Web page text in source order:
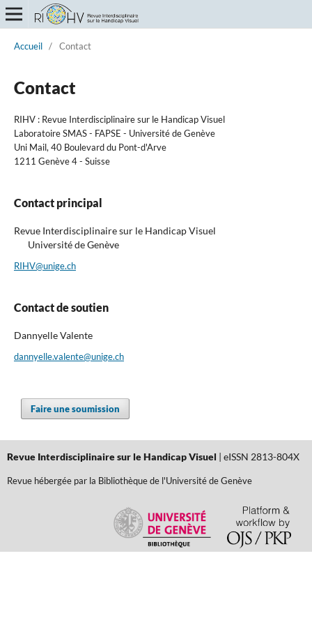
Accueil / Contact
Contact
RIHV : Revue Interdisciplinaire sur le Handicap Visuel
Laboratoire SMAS - FAPSE - Université de Genève
Uni Mail, 40 Boulevard du Pont-d'Arve
1211 Genève 4 - Suisse
Contact principal
Revue Interdisciplinaire sur le Handicap Visuel
Université de Genève
RIHV@unige.ch
Contact de soutien
Dannyelle Valente
dannyelle.valente@unige.ch
Faire une soumission
Revue Interdisciplinaire sur le Handicap Visuel | eISSN 2813-804X
Revue hébergée par la Bibliothèque de l'Université de Genève